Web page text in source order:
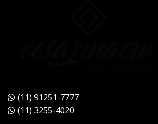
(11) 91251-7777
(11) 3255-4020